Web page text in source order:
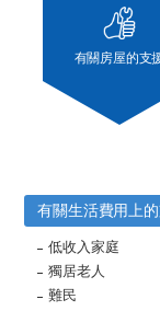
有關房屋的支
有關生活費用上
低收入家庭
獨居老人
難民